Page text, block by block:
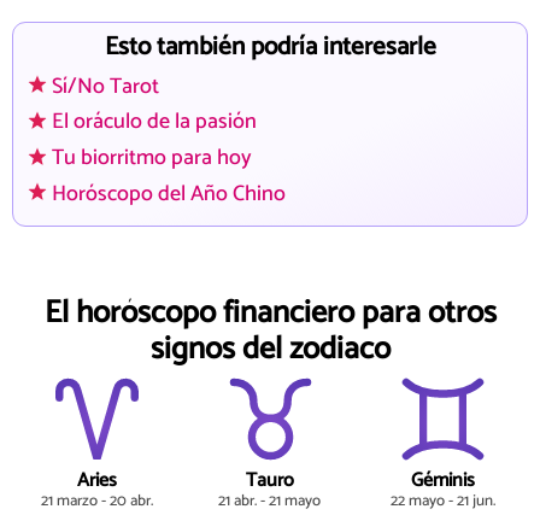
Esto también podría interesarle
Sí/No Tarot
El oráculo de la pasión
Tu biorritmo para hoy
Horóscopo del Año Chino
El horóscopo financiero para otros
signos del zodiaco
Aries
21 marzo - 20 abr.
Tauro
21 abr. - 21 mayo
Géminis
22 mayo - 21 jun.